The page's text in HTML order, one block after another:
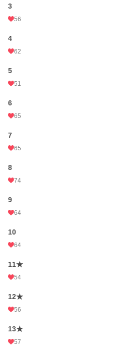
3
56
4
62
5
51
6
65
7
65
8
74
9
64
10
64
11★
54
12★
56
13★
57